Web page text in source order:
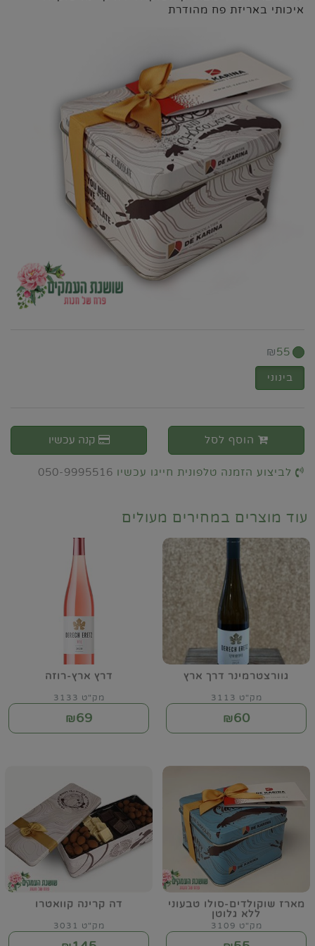
איכותי באריזת פח מהודרת
₪55
בינוני
הוסף לסל קנה עכשיו
לביצוע הזמנה טלפונית חייגו עכשיו 050-9995516
עוד מוצרים במחירים מעולים
גוורצטרמינר דרך ארץ
מק"ט 3113
₪60
דרץ ארץ-רוזה
מק"ט 3133
₪69
מארז שוקולדים-סולו טבעוני
ללא גלוטן
מק"ט 3109
דה קרינה קוואטרו
מק"ט 3031